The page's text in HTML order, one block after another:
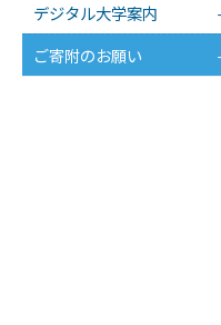
デジタル大学案内
ご寄附のお願い